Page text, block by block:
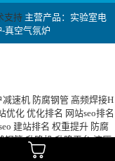
支持 主营产品：实验室电
真空气氛炉
减速机 防腐钢管 高频焊接H
优化 优化排名 网站seo排名
建站排名 权重提升 防腐
钢管 升降机 升降平台 液压
土工布